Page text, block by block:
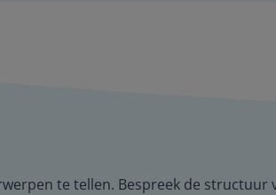
te tellen. Bespreek de structuur